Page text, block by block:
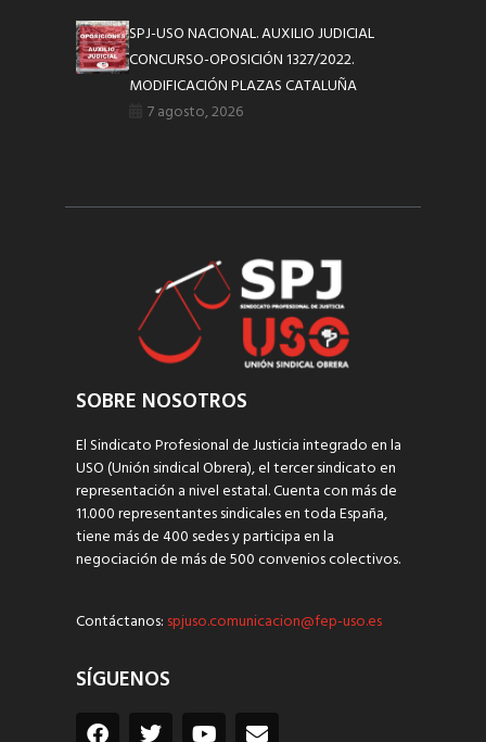
SPJ-USO NACIONAL. AUXILIO JUDICIAL
CONCURSO-OPOSICIÓN 1327/2022.
MODIFICACIÓN PLAZAS CATALUÑA
7 agosto, 2026
SOBRE NOSOTROS
El Sindicato Profesional de Justicia integrado en la
USO (Unión sindical Obrera), el tercer sindicato en
representación a nivel estatal. Cuenta con más de
11.000 representantes sindicales en toda España,
tiene más de 400 sedes y participa en la
negociación de más de 500 convenios colectivos.
Contáctanos: spjuso.comunicacion@fep-uso.es
SÍGUENOS